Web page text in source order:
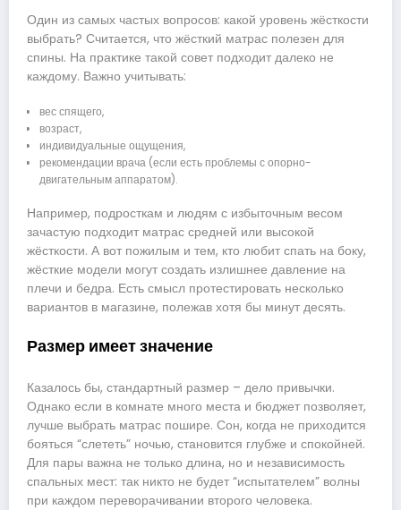
Один из самых частых вопросов: какой уровень жёсткости
выбрать? Считается, что жёсткий матрас полезен для
спины. На практике такой совет подходит далеко не
каждому. Важно учитывать:
вес спящего,
возраст,
индивидуальные ощущения,
рекомендации врача (если есть проблемы с опорно-
двигательным аппаратом).
Например, подросткам и людям с избыточным весом
зачастую подходит матрас средней или высокой
жёсткости. А вот пожилым и тем, кто любит спать на боку,
жёсткие модели могут создать излишнее давление на
плечи и бедра. Есть смысл протестировать несколько
вариантов в магазине, полежав хотя бы минут десять.
Размер имеет значение
Казалось бы, стандартный размер – дело привычки.
Однако если в комнате много места и бюджет позволяет,
лучше выбрать матрас пошире. Сон, когда не приходится
бояться “слететь” ночью, становится глубже и спокойней.
Для пары важна не только длина, но и независимость
спальных мест: так никто не будет “испытателем” волны
при каждом переворачивании второго человека.